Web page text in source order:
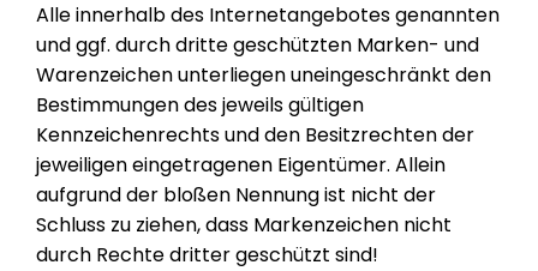
Alle innerhalb des Internetangebotes genannten
und ggf. durch dritte geschützten Marken- und
Warenzeichen unterliegen uneingeschränkt den
Bestimmungen des jeweils gültigen
Kennzeichenrechts und den Besitzrechten der
jeweiligen eingetragenen Eigentümer. Allein
aufgrund der bloßen Nennung ist nicht der
Schluss zu ziehen, dass Markenzeichen nicht
durch Rechte dritter geschützt sind!